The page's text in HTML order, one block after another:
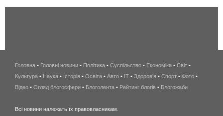
беспроводной
интернет
киев
Головна • Головні новини • Політика • Суспільство • Економіка • Світ •
Культура • Наука • Історія • Освіта • Авто • IT • Здоров'я • Спорт • Фото •
Відео • Огляд блогосфери • Блоголента • Рейтинг блогів • Блогожаби
Всі новини належать їх правовласникам.